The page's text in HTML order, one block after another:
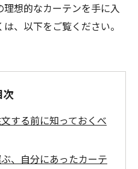
想的なカーテンを手に入
、以下をご覧ください。
次
する前に知っておくべ
、自分にあったカーテ